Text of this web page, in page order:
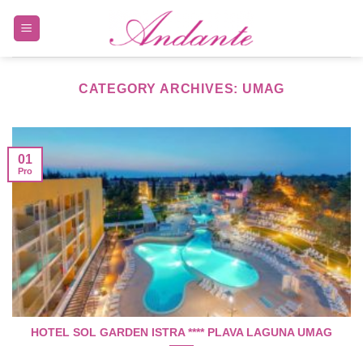
CATEGORY ARCHIVES: UMAG
HOTEL SOL GARDEN ISTRA **** PLAVA LAGUNA UMAG
01
Pro